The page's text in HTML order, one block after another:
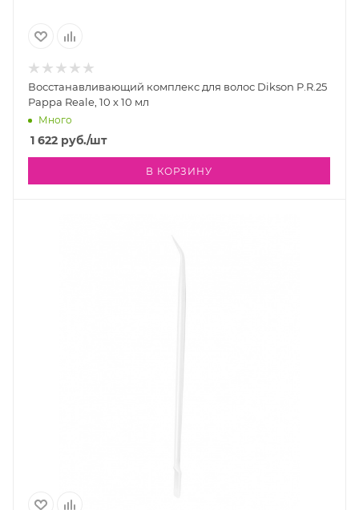
Восстанавливающий комплекс для волос Dikson P.R.25
Pappa Reale, 10 х 10 мл
Много
1 622 руб./шт
В КОРЗИНУ